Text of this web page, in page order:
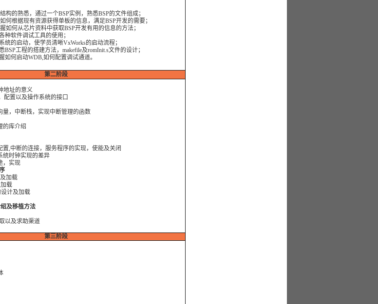
结构的熟悉，通过一个BSP实例，熟悉BSP的文件组成；
何根据现有资源获得单板的信息，满足BSP开发的需要；
如何从芯片资料中获取BSP开发有用的信息的方法；
种软件调试工具的使用；
统的启动，使学员清晰VxWorks的启动流程；
BSP工程的搭建方法，makefile及romInit.s文件的设计；
如何启动WDB,如何配置调试通道。
第二阶段
地址的意义
置以及操作系统的接口
，中断栈，实现中断管理的函数
的库介绍
,中断的连接，服务程序的实现，使能及关闭
统时钟实现的差异
，实现
加载
载
计及加载
及移植方法
以及求助渠道
第三阶段